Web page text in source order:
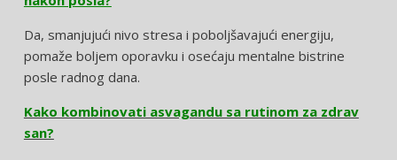
Da, smanjujući nivo stresa i poboljšavajući energiju,
pomaže boljem oporavku i osećaju mentalne bistrine
posle radnog dana.
Kako kombinovati asvagandu sa rutinom za zdrav
san?